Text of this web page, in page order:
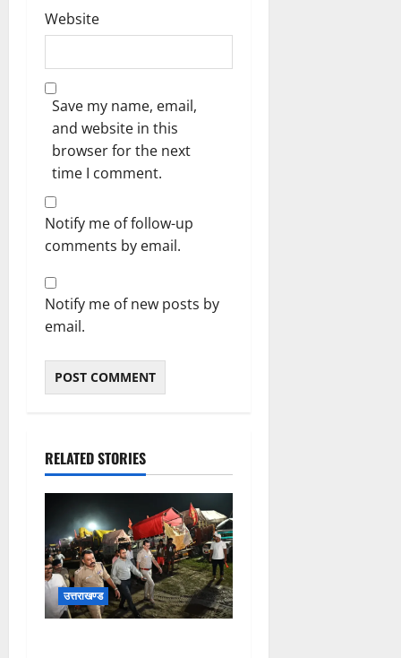
Website
Save my name, email,
and website in this
browser for the next
time I comment.
Notify me of follow-up
comments by email.
Notify me of new posts by
email.
RELATED STORIES
उत्तराखण्ड